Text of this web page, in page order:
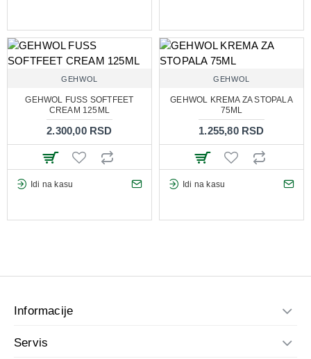
GEHWOL
GEHWOL FUSS SOFTFEET
CREAM 125ML
2.300,00 RSD
Idi na kasu
GEHWOL
GEHWOL KREMA ZA STOPALA
75ML
1.255,80 RSD
Idi na kasu
Informacije
Servis